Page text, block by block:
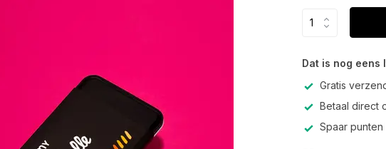
Dat is nog eens
Gratis
Betaal direct
Spaar